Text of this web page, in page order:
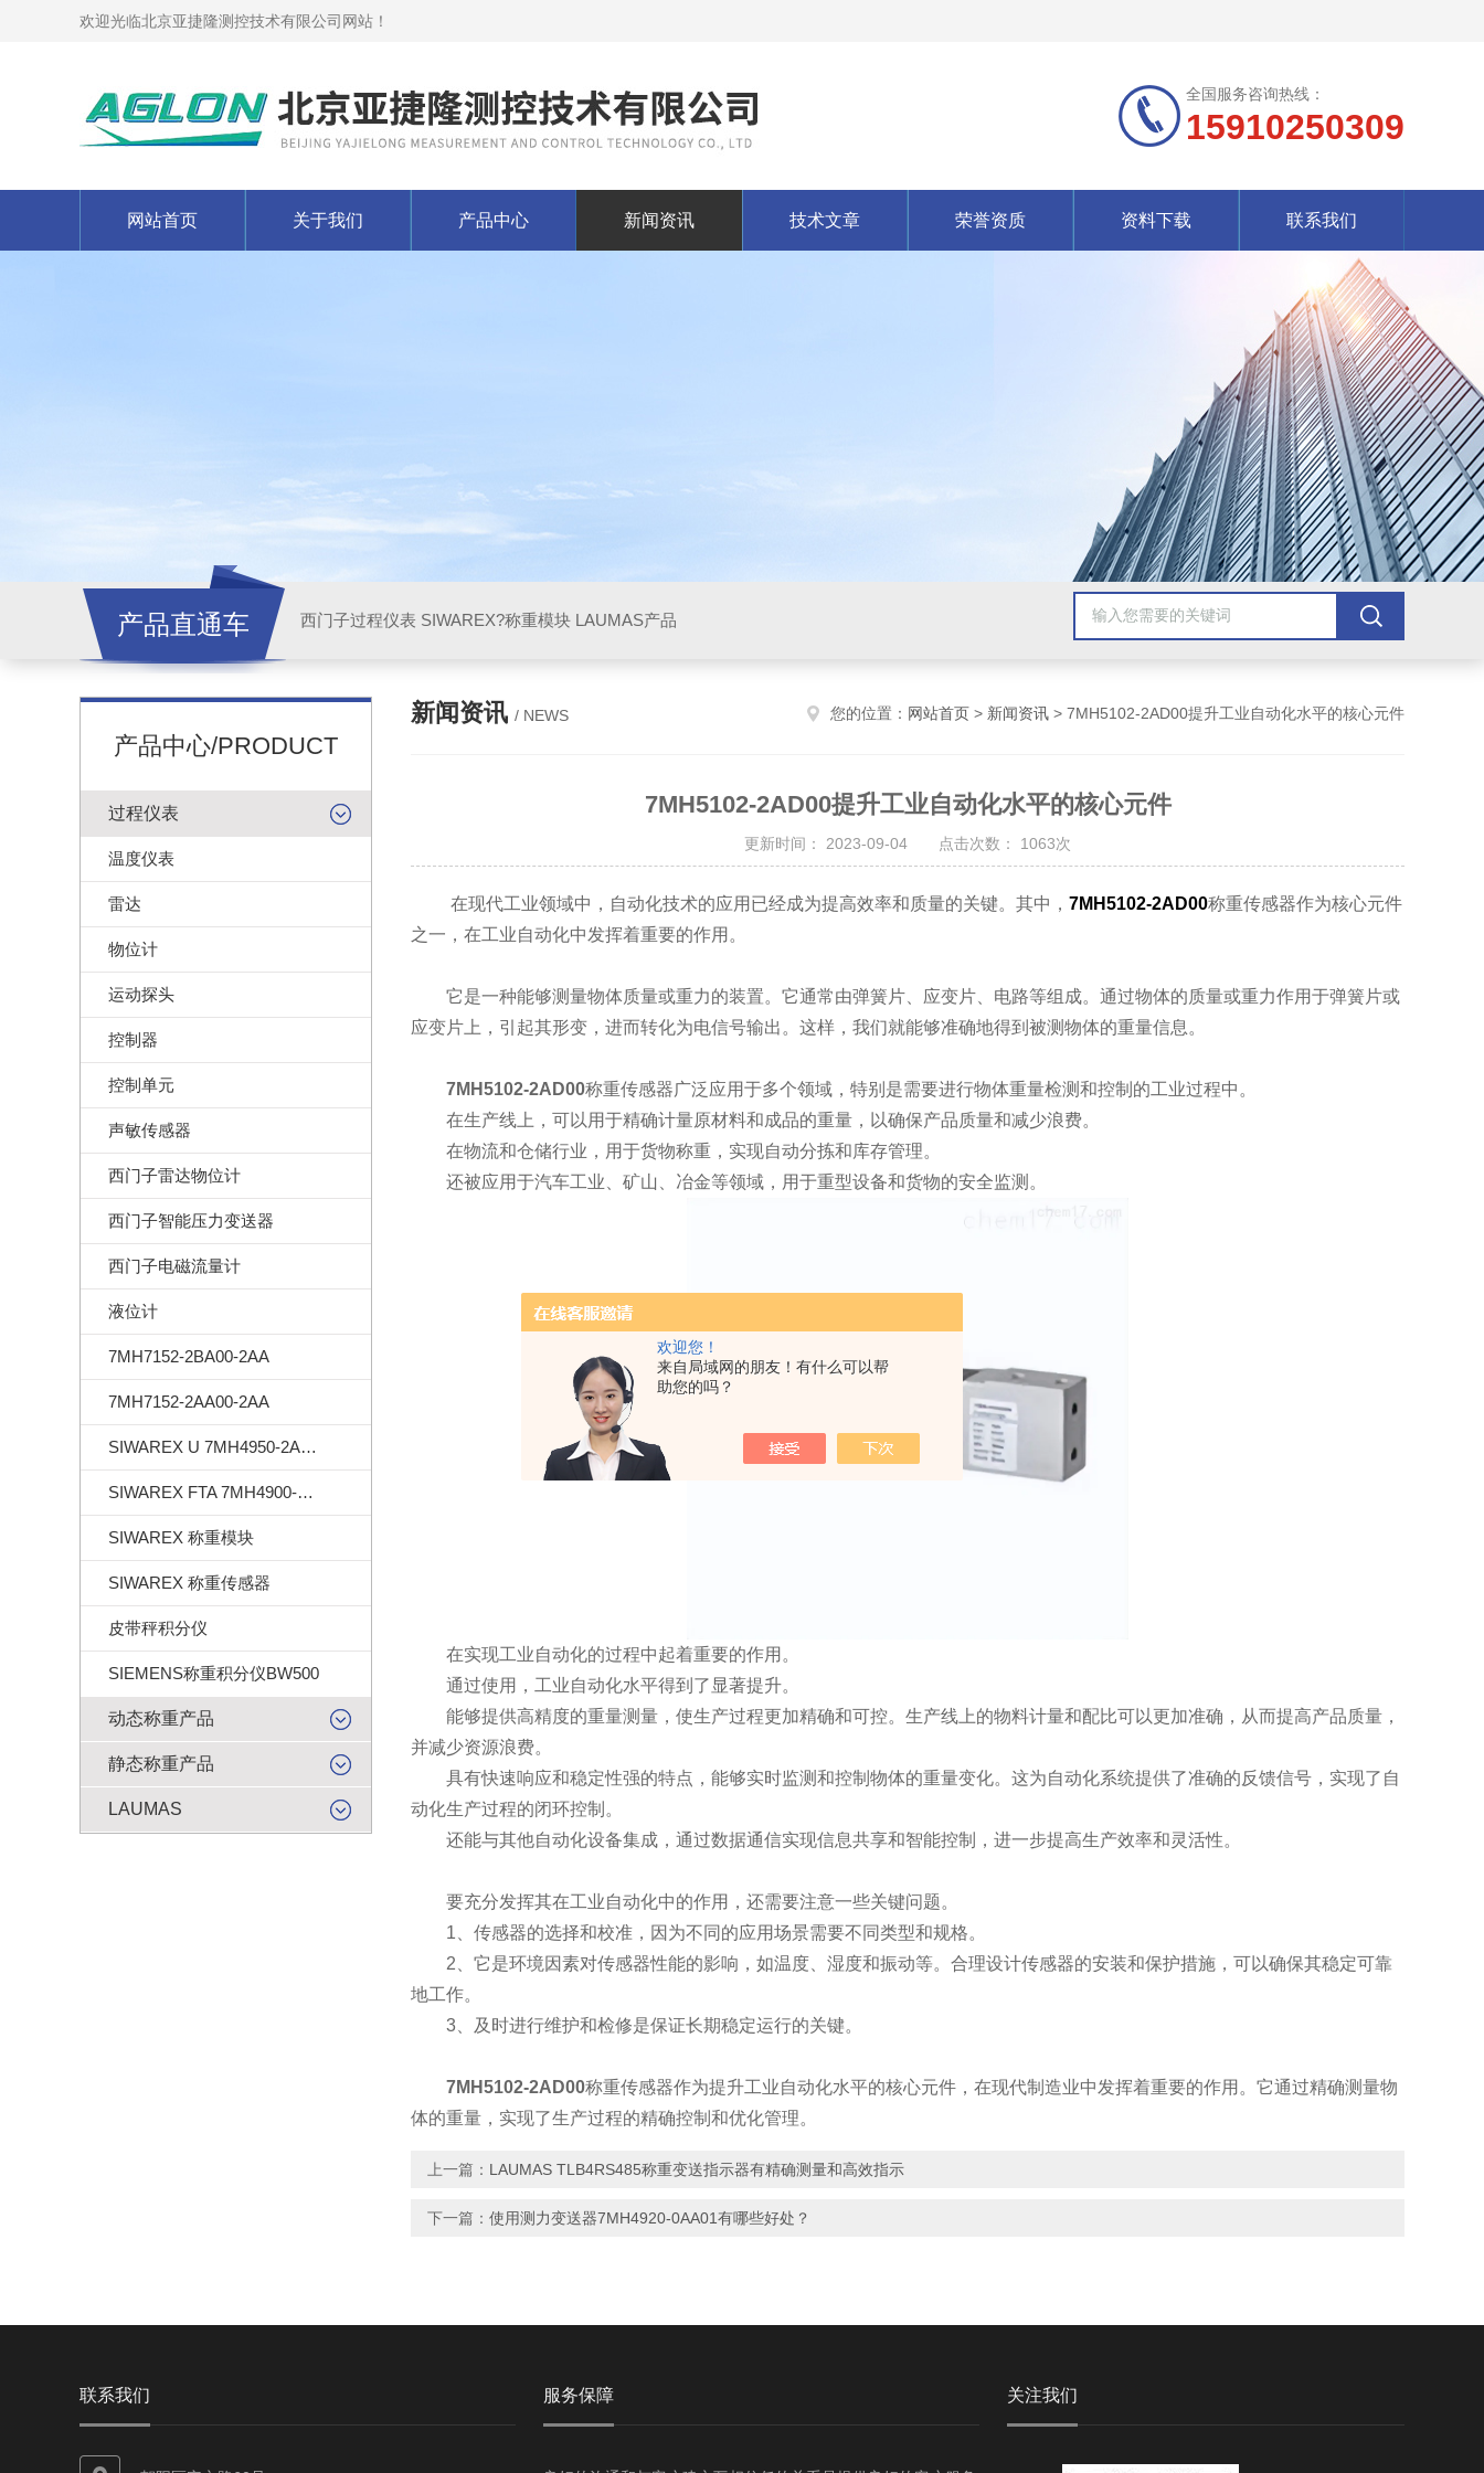
欢迎您！
来自局域网的朋友！有什么可以帮
助您的吗？
欢迎光临北京亚捷隆测控技术有限公司网站！
全国服务咨询热线：
15910250309
网站首页 关于我们 产品中心 新闻资讯 技术文章 荣誉资质 资料下载 联系我们
产品直通车 西门子过程仪表 SIWAREX?称重模块 LAUMAS产品
产品中心/PRODUCT
过程仪表
温度仪表
雷达
物位计
运动探头
控制器
控制单元
声敏传感器
西门子雷达物位计
西门子智能压力变送器
西门子电磁流量计
液位计
7MH7152-2BA00-2AA
7MH7152-2AA00-2AA
SIWAREX U 7MH4950-2AA01
SIWAREX FTA 7MH4900-2AA01
SIWAREX 称重模块
SIWAREX 称重传感器
皮带秤积分仪
SIEMENS称重积分仪BW500
动态称重产品
静态称重产品
LAUMAS
新闻资讯 / NEWS 您的位置： 网站首页 > 新闻资讯 > 7MH5102-2AD00提升工业自动化水平的核心元件
7MH5102-2AD00提升工业自动化水平的核心元件
更新时间： 2023-09-04 点击次数： 1063次
在现代工业领域中，自动化技术的应用已经成为提高效率和质量的关键。其中， 7MH5102-2AD00称重传感器作为核心元件
之一，在工业自动化中发挥着重要的作用。
它是一种能够测量物体质量或重力的装置。它通常由弹簧片、应变片、电路等组成。通过物体的质量或重力作用于弹簧片或
应变片上，引起其形变，进而转化为电信号输出。这样，我们就能够准确地得到被测物体的重量信息。
7MH5102-2AD00称重传感器广泛应用于多个领域，特别是需要进行物体重量检测和控制的工业过程中。
在生产线上，可以用于精确计量原材料和成品的重量，以确保产品质量和减少浪费。
在物流和仓储行业，用于货物称重，实现自动分拣和库存管理。
还被应用于汽车工业、矿山、冶金等领域，用于重型设备和货物的安全监测。
在实现工业自动化的过程中起着重要的作用。
通过使用，工业自动化水平得到了显著提升。
能够提供高精度的重量测量，使生产过程更加精确和可控。生产线上的物料计量和配比可以更加准确，从而提高产品质量，
并减少资源浪费。
具有快速响应和稳定性强的特点，能够实时监测和控制物体的重量变化。这为自动化系统提供了准确的反馈信号，实现了自
动化生产过程的闭环控制。
还能与其他自动化设备集成，通过数据通信实现信息共享和智能控制，进一步提高生产效率和灵活性。
要充分发挥其在工业自动化中的作用，还需要注意一些关键问题。
1、传感器的选择和校准，因为不同的应用场景需要不同类型和规格。
2、它是环境因素对传感器性能的影响，如温度、湿度和振动等。合理设计传感器的安装和保护措施，可以确保其稳定可靠
地工作。
3、及时进行维护和检修是保证长期稳定运行的关键。
7MH5102-2AD00称重传感器作为提升工业自动化水平的核心元件，在现代制造业中发挥着重要的作用。它通过精确测量物
体的重量，实现了生产过程的精确控制和优化管理。
上一篇： LAUMAS TLB4RS485称重变送指示器有精确测量和高效指示
下一篇： 使用测力变送器7MH4920-0AA01有哪些好处？
联系我们 服务保障 关注我们